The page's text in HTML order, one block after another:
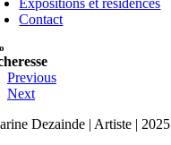
Contact
Previous
Next
Dezainde | Artiste | 2025